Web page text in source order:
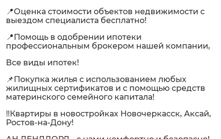
📍Оценка стоимости объектов недвижимости с
выездом специалиста бесплатно!
📍Помощь в одобрении ипотеки
профессиональным брокером нашей компании,
Все виды ипотек!
📌Покупка жилья с использованием любых
жилищных сертификатов и с помощью средств
материнского семейного капитала!
‼️Квартиры в новостройках Новочеркасск, Аксай,
Ростов-на-Дону!